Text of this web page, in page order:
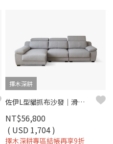
擇木深耕
佐伊L型貓抓布沙發｜滑軌坐墊 × 可調頭枕 × 耐磨防潑水 × 左右型–擇木深耕
NT$56,800
( USD 1,704 )
擇木深耕專區結帳再享9折